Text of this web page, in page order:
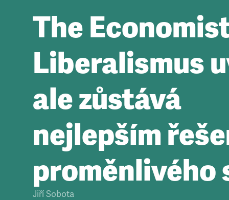
The
Liberalismus
ale zůstává
nejlepším
proměnlivého
Jiří Sobota